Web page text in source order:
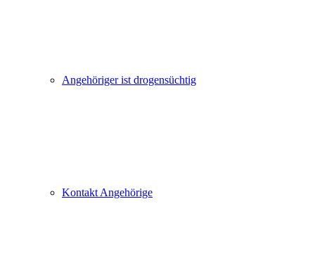
Angehöriger ist drogensüchtig
Kontakt Angehörige